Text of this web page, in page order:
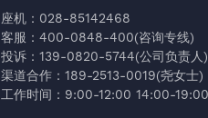
座机：028-85142468
客服：400-0848-400(咨询专线)
投诉：139-0820-5744(公司负责人)
渠道合作：189-2513-0019(尧女士)
工作时间：9:00-12:00 14:00-19:00